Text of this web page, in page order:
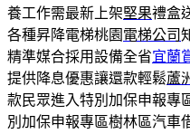
養工作需最新上架堅果禮盒
各種昇降電梯桃園 電梯公司
精準媒合採用設備全省宜蘭
提供降息優惠讓還款輕鬆蘆
款民眾進入特別加保申報專
別加保申報專區樹林區汽車